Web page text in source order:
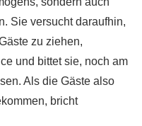
Sie versucht daraufhin,
zu ziehen,
und bittet sie, noch am
Als die Gäste also
bricht